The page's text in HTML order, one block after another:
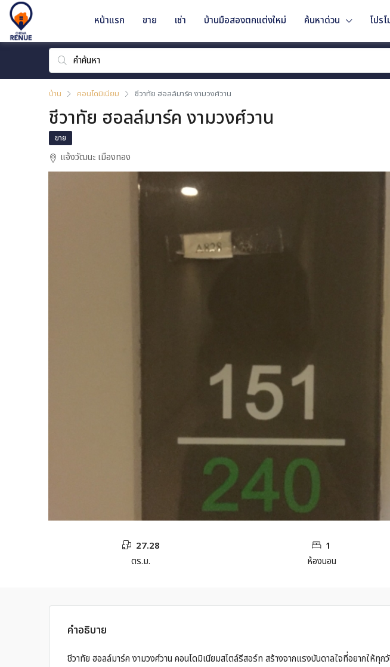
หน้าแรก ขาย เช่า บ้านมือสองตกแต่งใหม่ ค้นหาด่วน โปร
บ้าน คอนโดมิเนียม ชีวาทัย ฮอลล์มาร์ค งามวงศ์วาน
ชีวาทัย ฮอลล์มาร์ค งามวงศ์วาน
ขาย
แจ้งวัฒนะ เมืองทอง
27.28
ตร.ม.
1
ห้องนอน
คำอธิบาย
ชีวาทัย ฮอลล์มาร์ค งามวงศ์วาน คอนโดมิเนียมสไตล์รีสอร์ท สร้างจากแรงบันดาลใจที่อยากให้